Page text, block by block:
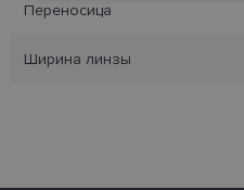
Переносица
Ширина линзыЦелевые